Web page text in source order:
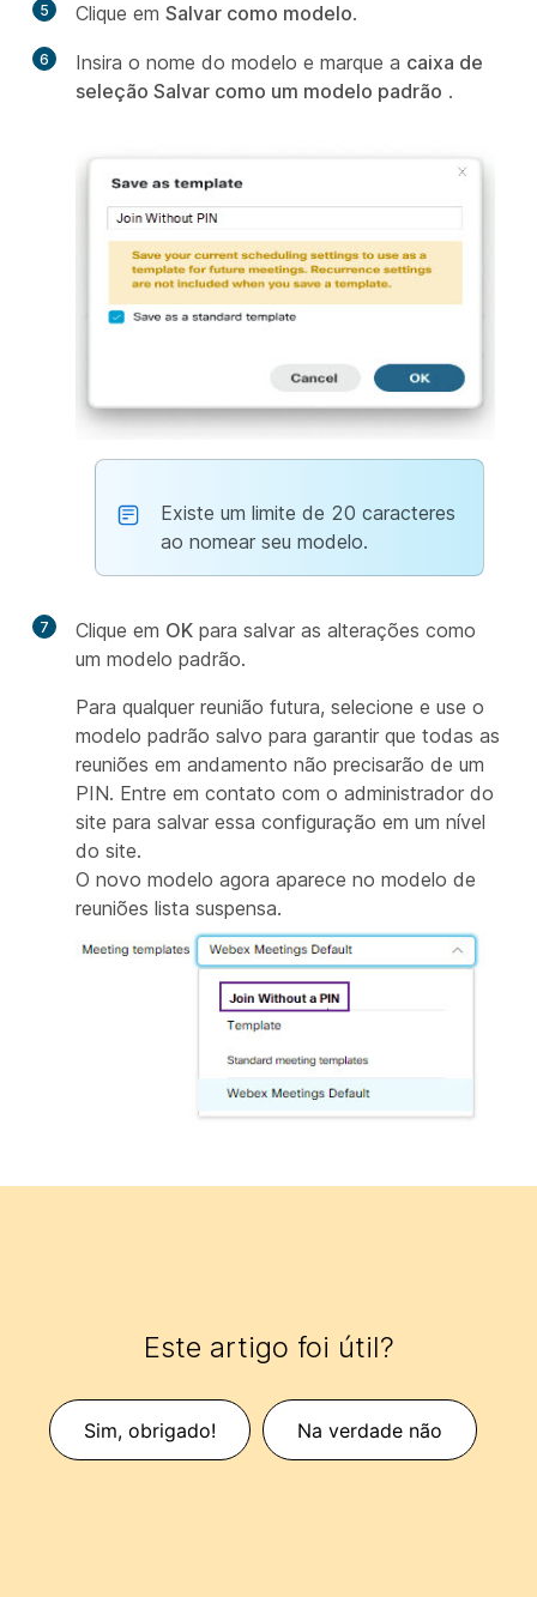
5 Clique em Salvar como modelo.
6 Insira o nome do modelo e marque a caixa de
seleção Salvar como um modelo padrão .
Existe um limite de 20 caracteres
ao nomear seu modelo.
7 Clique em OK para salvar as alterações como
um modelo padrão.
Para qualquer reunião futura, selecione e use o
modelo padrão salvo para garantir que todas as
reuniões em andamento não precisarão de um
PIN. Entre em contato com o administrador do
site para salvar essa configuração em um nível
do site.
O novo modelo agora aparece no modelo de
reuniões lista suspensa.
Este artigo foi útil?
Sim, obrigado! Na verdade não